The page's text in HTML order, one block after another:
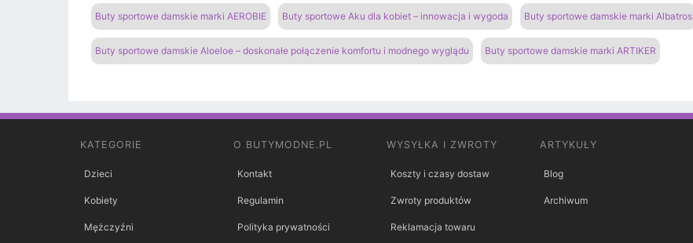
Buty sportowe damskie marki AEROBIE Buty sportowe Aku dla kobiet – innowacja i wygoda Buty sportowe damskie marki Albatros
Buty sportowe damskie Aloeloe – doskonałe połączenie komfortu i modnego wyglądu Buty sportowe damskie marki ARTIKER
KATEGORIE
Dzieci
Kobiety
Mężczyźni
O BUTYMODNE.PL
Kontakt
Regulamin
Polityka prywatności
WYSYŁKA I ZWROTY
Koszty i czasy dostaw
Zwroty produktów
Reklamacja towaru
ARTYKUŁY
Blog
Archiwum